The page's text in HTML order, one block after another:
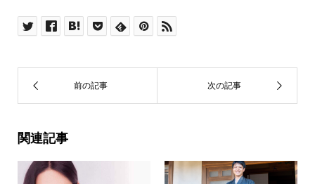
関連記事